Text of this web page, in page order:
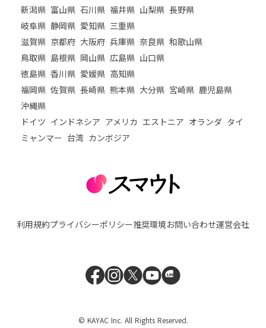
新潟県 富山県 石川県 福井県 山梨県 長野県
岐阜県 静岡県 愛知県 三重県
滋賀県 京都府 大阪府 兵庫県 奈良県 和歌山県
鳥取県 島根県 岡山県 広島県 山口県
徳島県 香川県 愛媛県 高知県
福岡県 佐賀県 長崎県 熊本県 大分県 宮崎県 鹿児島県
沖縄県
ドイツ インドネシア アメリカ エストニア オランダ タイ
ミャンマー 台湾 カンボジア
利用規約プライバシーポリシー推奨環境お問い合わせ運営会社
© KAYAC Inc. All Rights Reserved.